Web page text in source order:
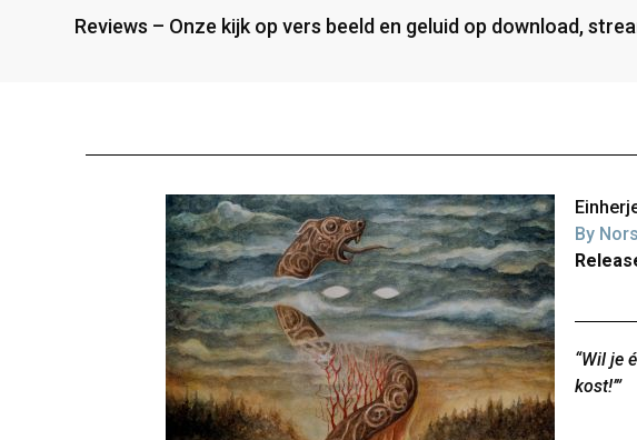
Reviews – Onze kijk op vers beeld en geluid op download,
By
“Wil je
kost!’”